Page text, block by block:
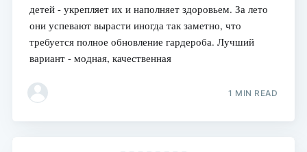
детей - укрепляет их и наполняет здоровьем. За лето
они успевают вырасти иногда так заметно, что
требуется полное обновление гардероба. Лучший
вариант - модная, качественная
1 MIN READ